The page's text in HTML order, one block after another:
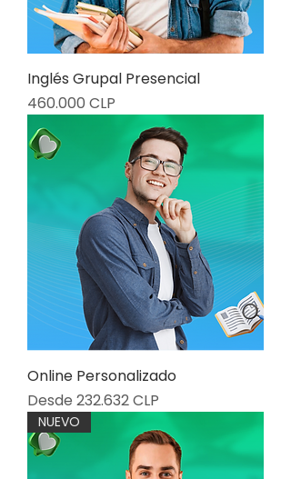
Inglés Grupal Presencial
Precio
460.000 CLP
Online Personalizado
Desde 232.632 CLP
Precio de oferta
NUEVO